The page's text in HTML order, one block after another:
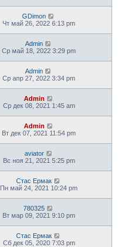
GDimon
Чт май 26, 2022 6:13 pm
Admin
Ср май 18, 2022 3:29 pm
Admin
Ср апр 27, 2022 3:34 pm
Admin
Ср дек 08, 2021 1:45 am
Admin
Вт дек 07, 2021 11:54 pm
aviator
Вс ноя 21, 2021 5:25 pm
Стас Ермак
Пн май 24, 2021 10:24 pm
780325
Вт мар 09, 2021 9:10 pm
Стас Ермак
Сб дек 05, 2020 7:03 pm